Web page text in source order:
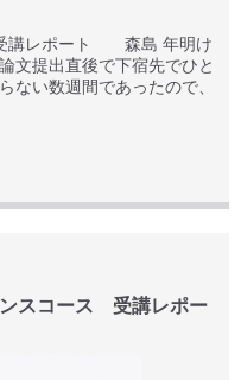
講レポート 森島 年明け
文提出直後で下宿先でひと
ない数週間であったので、
スコース 受講レポー